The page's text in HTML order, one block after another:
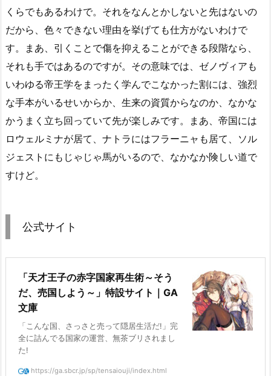
くらでもあるわけで。それをなんとかしないと先はないの
だから、色々できない理由を挙げても仕方がないわけで
す。まあ、引くことで傷を抑えることができる段階なら、
それも手ではあるのですが。その意味では、ゼノヴィアも
いわゆる帝王学をまったく学んでこなかった割には、強烈
な手本がいるせいからか、生来の資質からなのか、なかな
かうまく立ち回っていて先が楽しみです。まあ、帝国には
ロウェルミナが居て、ナトラにはフラーニャも居て、ソル
ジェストにもじゃじゃ馬がいるので、なかなか険しい道で
すけど。
公式サイト
「天才王子の赤字国家再生術～そう
だ、売国しよう～」特設サイト｜GA
文庫
「こんな国、さっさと売って隠居生活だ!」完
全に詰んでる国家の運営、無茶ブリされまし
た!
https://ga.sbcr.jp/sp/tensaiouji/index.html